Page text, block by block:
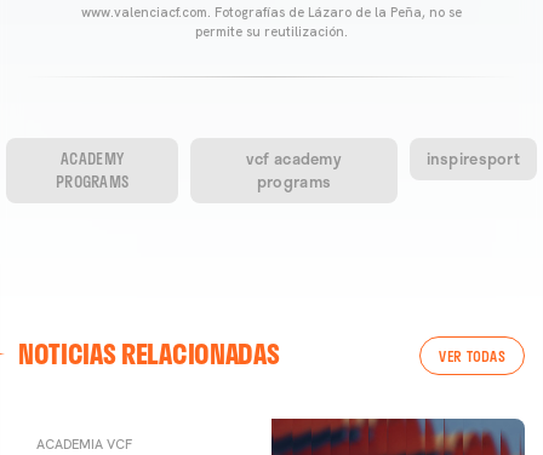
www.valenciacf.com. Fotografías de Lázaro de la Peña, no se
permite su reutilización.
ACADEMY
PROGRAMS
vcf academy
programs
inspiresport
NOTICIAS RELACIONADAS VER TODAS
ACADEMIA VCF